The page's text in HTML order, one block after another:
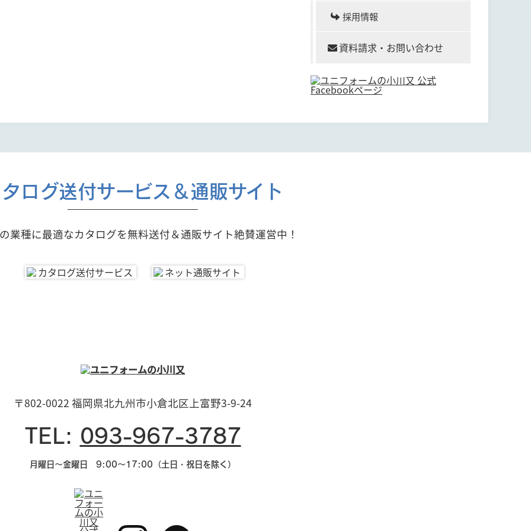
採用情報
資料請求・お問い合わせ
ログ送付サービス＆通販サイト
業種に最適なカタログを無料送付＆通販サイト絶賛運営中！
〒802-0022 福岡県北九州市小倉北区上富野3-9-24
TEL: 093-967-3787
月曜日～金曜日 9:00～17:00（土日・祝日を除く）